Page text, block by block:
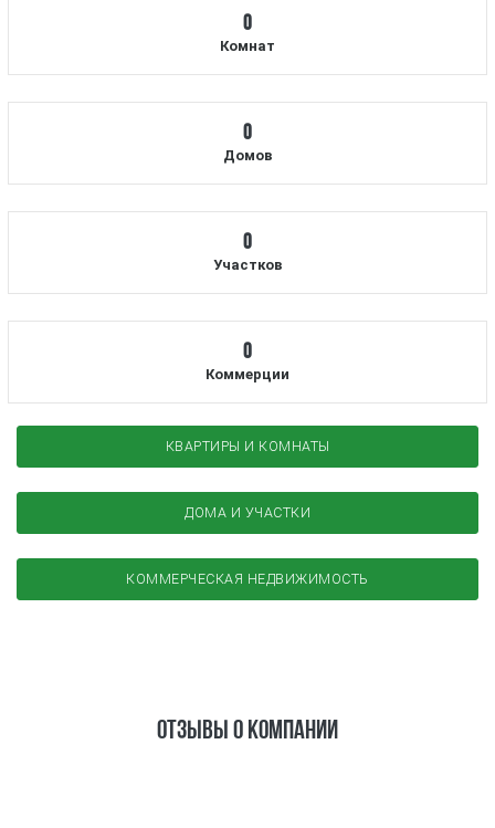
0
Комнат
0
Домов
0
Участков
0
Коммерции
КВАРТИРЫ И КОМНАТЫ
ДОМА И УЧАСТКИ
КОММЕРЧЕСКАЯ НЕДВИЖИМОСТЬ
Отзывы о компании